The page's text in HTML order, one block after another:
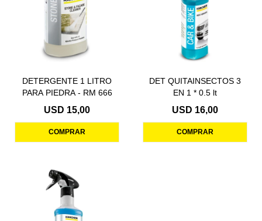
DETERGENTE 1 LITRO
PARA PIEDRA - RM 666
USD 15,00
DET QUITAINSECTOS 3
EN 1 * 0.5 lt
USD 16,00